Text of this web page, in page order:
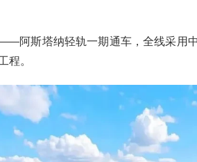
阿斯塔纳轻轨一期通车，全线采用
程。